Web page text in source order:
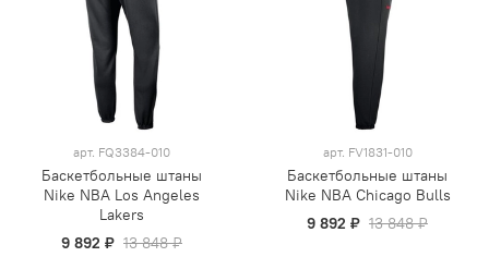
арт. FQ3384-010
Баскетбольные штаны
Nike NBA Los Angeles
Lakers
9 892 ₽ 13 848 ₽
арт. FV1831-010
Баскетбольные штаны
Nike NBA Chicago Bulls
9 892 ₽ 13 848 ₽